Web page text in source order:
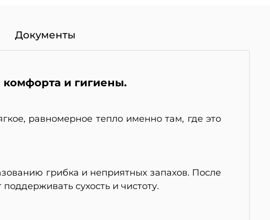
Документы
и гигиены.
равномерное тепло именно там, где это
грибка и неприятных запахов. После
сухость и чистоту.